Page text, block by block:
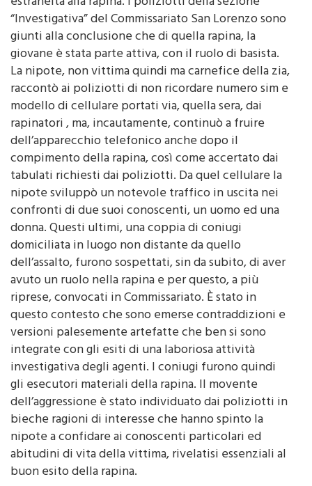
“Investigativa” del Commissariato San Lorenzo sono
giunti alla conclusione che di quella rapina, la
giovane è stata parte attiva, con il ruolo di basista.
La nipote, non vittima quindi ma carnefice della zia,
raccontò ai poliziotti di non ricordare numero sim e
modello di cellulare portati via, quella sera, dai
rapinatori , ma, incautamente, continuò a fruire
dell’apparecchio telefonico anche dopo il
compimento della rapina, così come accertato dai
tabulati richiesti dai poliziotti. Da quel cellulare la
nipote sviluppò un notevole traffico in uscita nei
confronti di due suoi conoscenti, un uomo ed una
donna. Questi ultimi, una coppia di coniugi
domiciliata in luogo non distante da quello
dell’assalto, furono sospettati, sin da subito, di aver
avuto un ruolo nella rapina e per questo, a più
riprese, convocati in Commissariato. È stato in
questo contesto che sono emerse contraddizioni e
versioni palesemente artefatte che ben si sono
integrate con gli esiti di una laboriosa attività
investigativa degli agenti. I coniugi furono quindi
gli esecutori materiali della rapina. Il movente
dell’aggressione è stato individuato dai poliziotti in
bieche ragioni di interesse che hanno spinto la
nipote a confidare ai conoscenti particolari ed
abitudini di vita della vittima, rivelatisi essenziali al
buon esito della rapina.